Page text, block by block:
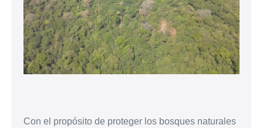
Con el propósito de proteger los bosques naturales